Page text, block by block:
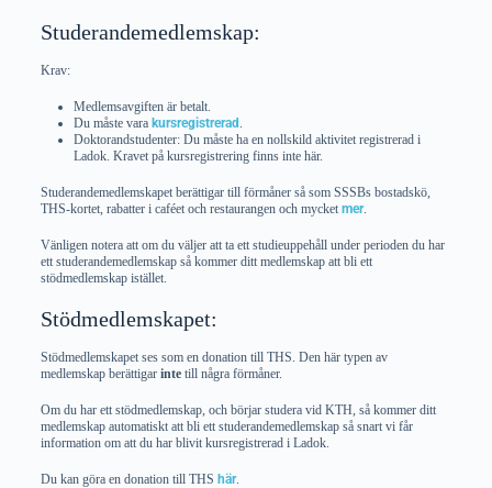
Studerandemedlemskap:
Krav:
Medlemsavgiften är betalt.
Du måste vara kursregistrerad .
Doktorandstudenter: Du måste ha en nollskild aktivitet registrerad i
Ladok. Kravet på kursregistrering finns inte här.
Studerandemedlemskapet berättigar till förmåner så som SSSBs bostadskö,
THS-kortet, rabatter i caféet och restaurangen och mycket mer.
Vänligen notera att om du väljer att ta ett studieuppehåll under perioden du har
ett studerandemedlemskap så kommer ditt medlemskap att bli ett
stödmedlemskap istället.
Stödmedlemskapet:
Stödmedlemskapet ses som en donation till THS. Den här typen av
medlemskap berättigar intetill några förmåner.
Om du har ett stödmedlemskap, och börjar studera vid KTH, så kommer ditt
medlemskap automatiskt att bli ett studerandemedlemskap så snart vi får
information om att du har blivit kursregistrerad i Ladok.
Du kan göra en donation till THS här.